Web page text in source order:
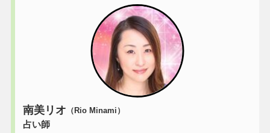
南美リオ （Rio Minami）
占い師